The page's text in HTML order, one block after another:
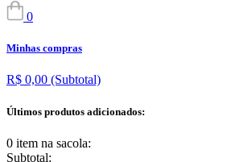
0
Minhas compras
R$ 0,00 (Subtotal)
Últimos produtos adicionados:
0 item na sacola:
Subtotal: